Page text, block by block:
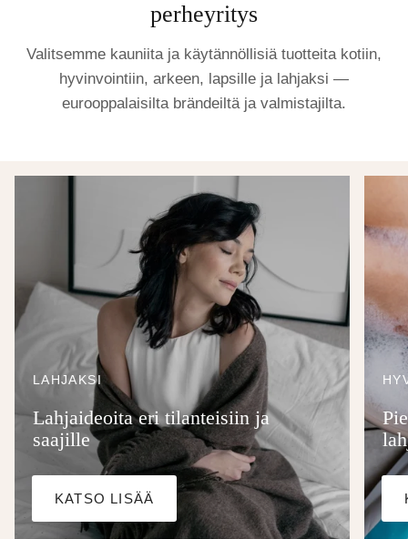
perheyritys
Valitsemme kauniita ja käytännöllisiä tuotteita kotiin,
hyvinvointiin, arkeen, lapsille ja lahjaksi —
eurooppalaisilta brändeiltä ja valmistajilta.
LAHJAKSI
Lahjaideoita eri tilanteisiin ja
saajille
KATSO LISÄÄ